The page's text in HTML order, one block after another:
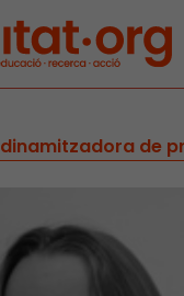
dinamitzadora de